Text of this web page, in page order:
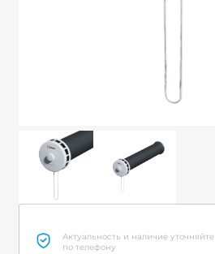
Актуальность и наличие уточняйте
по телефону